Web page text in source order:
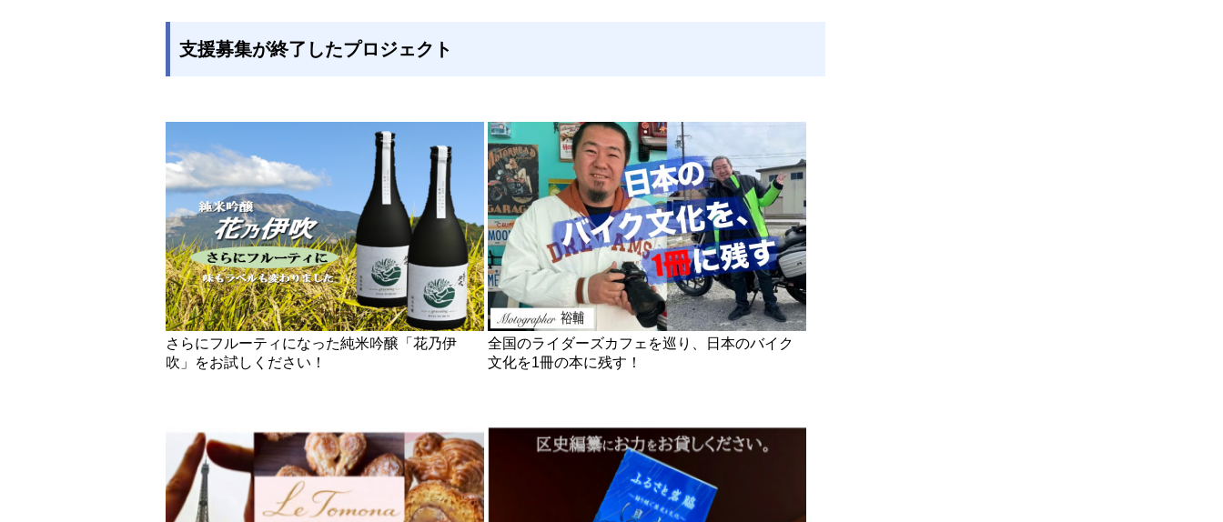
支援募集が終了したプロジェクト
さらにフルーティになった純米吟醸「花乃伊
吹」をお試しください！
全国のライダーズカフェを巡り、日本のバイク
文化を1冊の本に残す！